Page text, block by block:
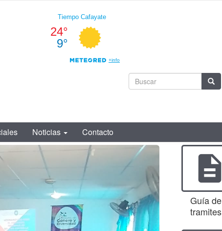
Formulario
búsqueda
Noticias Contacto
description
Guía de
tramites